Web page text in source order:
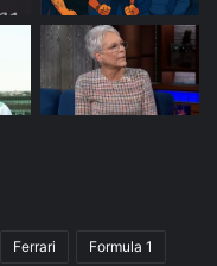
Ferrari Formula 1